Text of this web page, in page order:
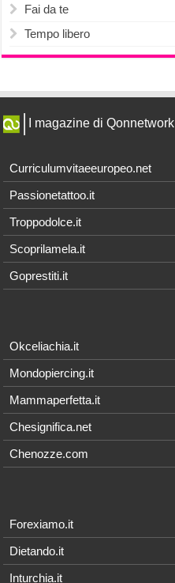
Fai da te
Tempo libero
I magazine di Qonnetwork
Curriculumvitaeeuropeo.net
Passionetattoo.it
Troppodolce.it
Scoprilamela.it
Goprestiti.it
Okceliachia.it
Mondopiercing.it
Mammaperfetta.it
Chesignifica.net
Chenozze.com
Forexiamo.it
Dietando.it
Inturchia.it